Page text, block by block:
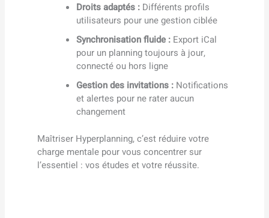
Droits adaptés : Différents profils
utilisateurs pour une gestion ciblée
Synchronisation fluide : Export iCal
pour un planning toujours à jour,
connecté ou hors ligne
Gestion des invitations : Notifications
et alertes pour ne rater aucun
changement
Maîtriser Hyperplanning, c’est réduire votre
charge mentale pour vous concentrer sur
l’essentiel : vos études et votre réussite.